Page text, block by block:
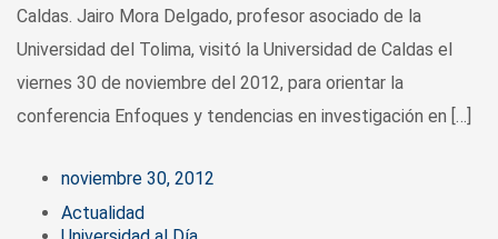
Caldas. Jairo Mora Delgado, profesor asociado de la
Universidad del Tolima, visitó la Universidad de Caldas el
viernes 30 de noviembre del 2012, para orientar la
conferencia Enfoques y tendencias en investigación en […]
noviembre 30, 2012
Actualidad